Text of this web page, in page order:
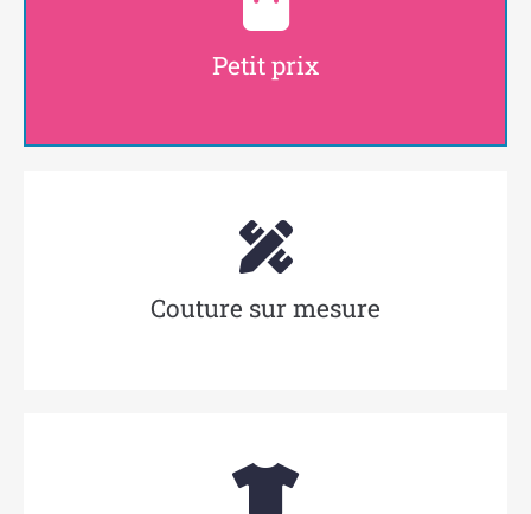
Petit prix
Couture sur mesure